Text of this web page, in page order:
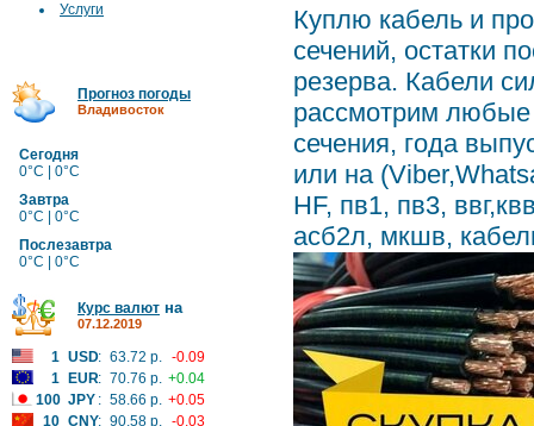
Услуги
Прогноз погоды
Владивосток
Сегодня
0°C | 0°C
Завтра
0°C | 0°C
Послезавтра
0°C | 0°C
Курс валют на
07.12.2019
1 USD: 63.72 р. -0.09
1
EUR: 70.76 р. +0.04
100 JPY : 58.66 р. +0.05
10 CNY: 90.58 р. -0.03
Куплю кабель и
сечений, остатки
резерва. Кабели
рассмотрим
сечения, года
или на
HF, пв1, пв3,
асб2л, мкшв,